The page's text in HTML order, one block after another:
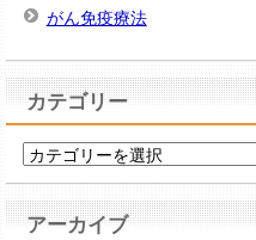
がん免疫療法
カテゴリー
カ
ゴ
リアーカイブ